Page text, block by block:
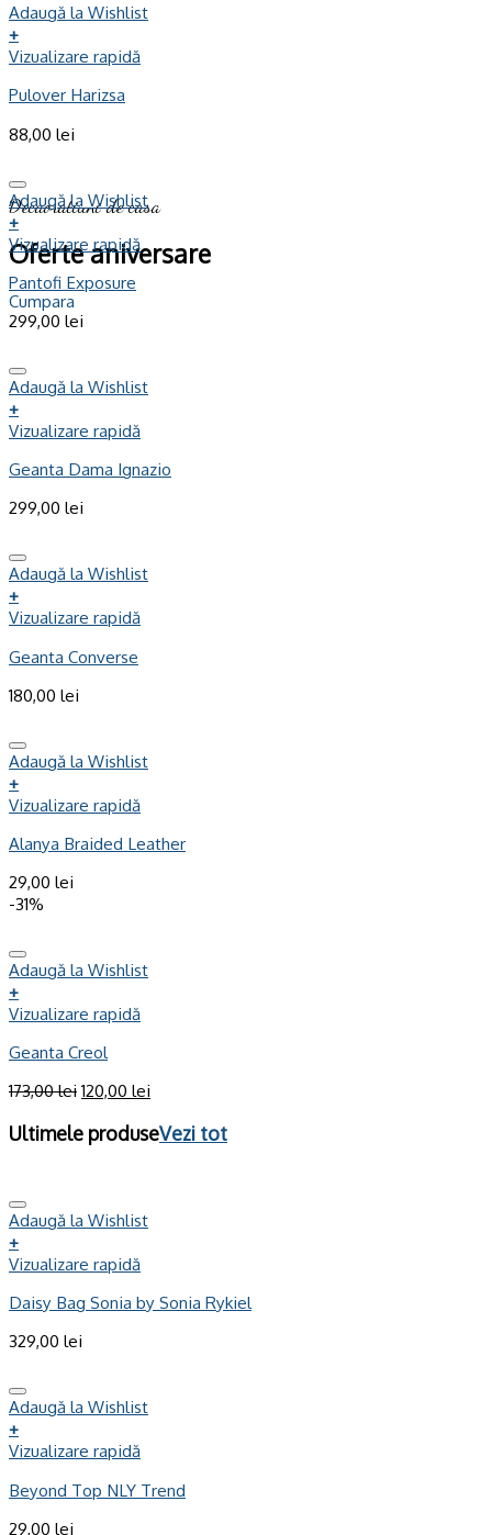
Decaoratiuni de casa
Oferte aniversare
Cumpara
Adaugă la Wishlist
+
Vizualizare rapidă
Pulover Harizsa
88,00 lei
Adaugă la Wishlist
+
Vizualizare rapidă
Pantofi Exposure
299,00 lei
Adaugă la Wishlist
+
Vizualizare rapidă
Geanta Dama Ignazio
299,00 lei
Adaugă la Wishlist
+
Vizualizare rapidă
Geanta Converse
180,00 lei
Adaugă la Wishlist
+
Vizualizare rapidă
Alanya Braided Leather
29,00 lei
-31%
Adaugă la Wishlist
+
Vizualizare rapidă
Geanta Creol
173,00lei 120,00 lei
Ultimele produseVezi tot
Adaugă la Wishlist
+
Vizualizare rapidă
Daisy Bag Sonia by Sonia Rykiel
329,00 lei
Adaugă la Wishlist
+
Vizualizare rapidă
Beyond Top NLY Trend
29,00 lei